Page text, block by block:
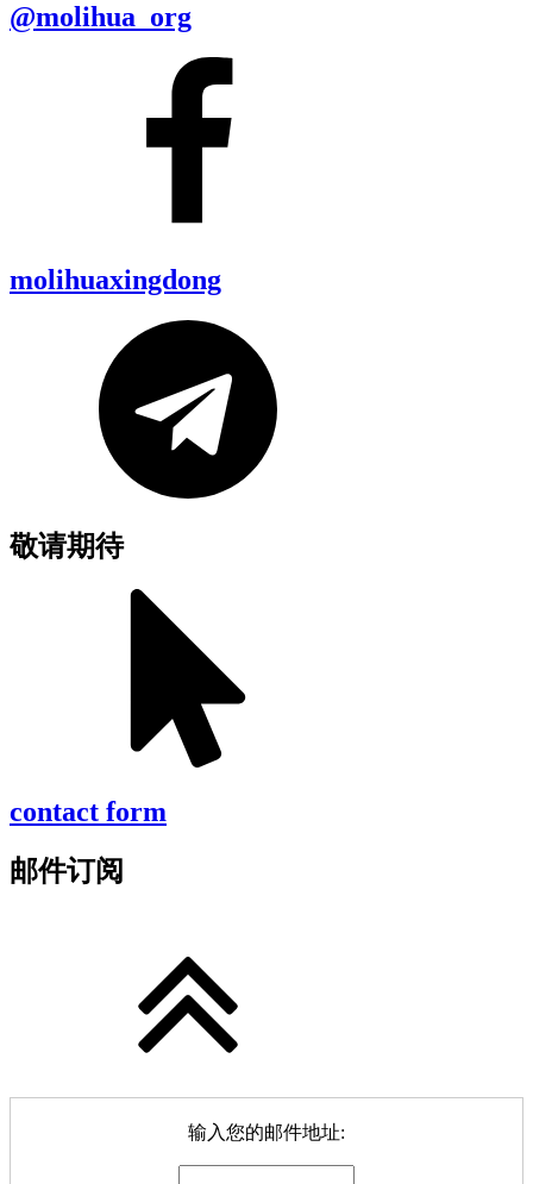
@molihua_org
molihuaxingdong
敬请期待
contact form
邮件订阅
输入您的邮件地址: